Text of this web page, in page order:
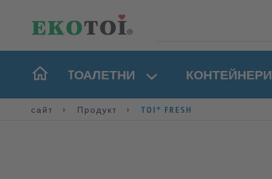
TОАЛЕТНИ КОНТЕЙНЕРИ
сайт Продукт TOI® FRESH